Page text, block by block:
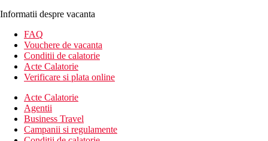
Informatii despre vacanta
FAQ
Vouchere de vacanta
Conditii de calatorie
Acte Calatorie
Verificare si plata online
Acte Calatorie
Agentii
Business Travel
Campanii si regulamente